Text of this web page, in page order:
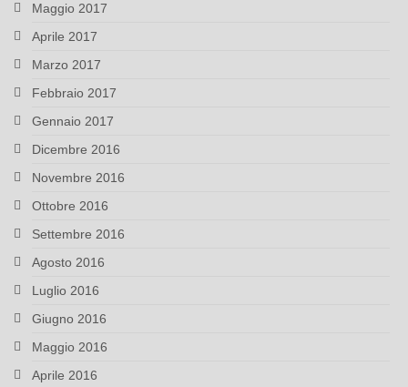
Maggio 2017
Aprile 2017
Marzo 2017
Febbraio 2017
Gennaio 2017
Dicembre 2016
Novembre 2016
Ottobre 2016
Settembre 2016
Agosto 2016
Luglio 2016
Giugno 2016
Maggio 2016
Aprile 2016